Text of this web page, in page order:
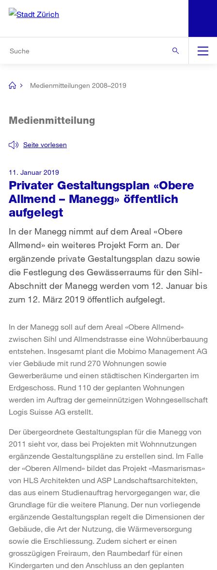
Navigation
[no
Medienmitteilungen 2008–2019
Privater Gestaltungsplan «Obere
Allmend – Manegg» öffentlich
aufgelegt
Seite vorlesen
Medienmitteilung
In der Manegg nimmt auf dem Areal «Obere
Allmend» ein weiteres Projekt Form an. Der
ergänzende private Gestaltungsplan dazu sowie
die Festlegung des Gewässerraums für den Sihl-
Abschnitt der Manegg werden vom 12. Januar bis
zum 12. März 2019 öffentlich aufgelegt.
11. Januar 2019
In der Manegg soll auf dem Areal «Obere Allmend»
zwischen Sihl und Allmendstrasse eine Wohnüberbauung
entstehen. Insgesamt plant die Mobimo Management AG
vier Gebäude mit rund 270 Wohnungen sowie
Gewerberäume und einen städtischen Kindergarten im
Erdgeschoss. Rund 110 der geplanten Wohnungen
werden im Auftrag der gemeinnützigen Wohngesellschaft
Logis Suisse AG erstellt.
Der übergeordnete Gestaltungsplan für die Manegg von
2011 sieht vor, dass bei Projekten mit Wohnnutzungen
ergänzende Gestaltungspläne zu erstellen sind. Im Falle
der «Oberen Allmend» bildet das Projekt «Masmarismas»
von HLS Architekten und ASP Landschaftsarchitekten,
das aus einem Studienauftrag hervorgegangen war, die
Grundlage für die weitere Planung. Der nun vorliegende
ergänzende Gestaltungsplan regelt die Dimensionen der
Gebäude, die Art der Nutzung, die Wärmeversorgung
sowie die Erschliessung. Zudem sichert er einen
grosszügigen Freiraum, den Raumbedarf für einen
Kindergarten und den Anschluss an den geplanten